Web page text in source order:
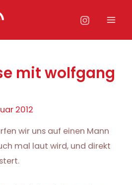
mit wolfgang
2012
wir uns auf einen Mann
mal laut wird, und direkt